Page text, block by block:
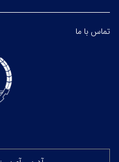
تماس با ما